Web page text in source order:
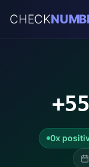
CHECK
0x